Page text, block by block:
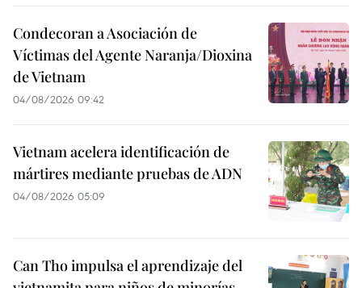
Condecoran a Asociación de
Víctimas del Agente Naranja/Dioxina
de Vietnam
04/08/2026 09:42
Vietnam acelera identificación de
mártires mediante pruebas de ADN
04/08/2026 05:09
Can Tho impulsa el aprendizaje del